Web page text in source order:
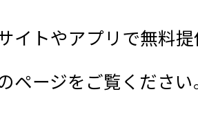
イトやアプリで無料
ページをご覧くださ